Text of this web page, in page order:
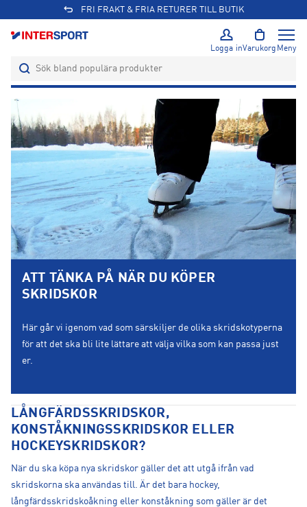
FRI FRAKT & FRIA RETURER TILL BUTIK
Logga inVarukorg Meny
ATT TÄNKA PÅ NÄR DU KÖPER
SKRIDSKOR
Här går vi igenom vad som särskiljer de olika skridskotyperna
för att det ska bli lite lättare att välja vilka som kan passa just
er.
LÅNGFÄRDSSKRIDSKOR,
KONSTÅKNINGSSKRIDSKOR ELLER
HOCKEYSKRIDSKOR?
När du ska köpa nya skridskor gäller det att utgå ifrån vad
skridskorna ska användas till. Är det bara hockey,
långfärdsskridskoåkning eller konståkning som gäller är det